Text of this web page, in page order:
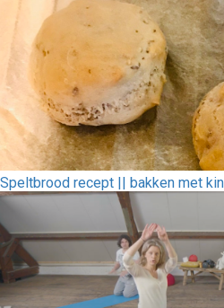
Speltbrood recept || bakken met